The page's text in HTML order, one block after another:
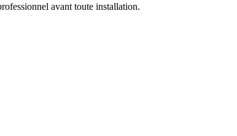
avant toute installation.